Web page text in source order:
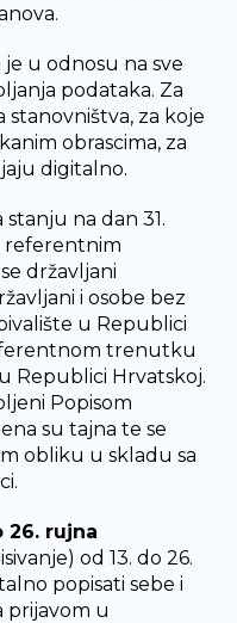
u odnosu na sve
podataka. Za
stanovništva, za koje
obrascima, za
digitalno.
stanju na dan 31.
referentnim
državljani
i osobe bez
u Republici
trenutku
Republici Hrvatskoj.
Popisom
su tajna te se
obliku u skladu sa
26. rujna
od 13. do 26.
popisati sebe i
prijavom u